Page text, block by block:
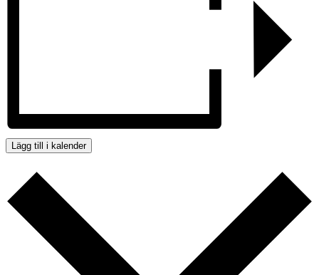
Lägg till i kalender